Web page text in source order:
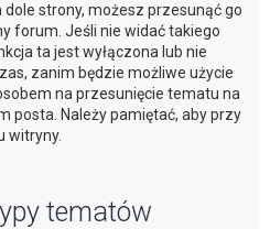
strony, możesz przesunąć go
forum. Jeśli nie widać takiego
ta jest wyłączona lub nie
zanim będzie możliwe użycie
na przesunięcie tematu na
posta. Należy pamiętać, aby przy
witryny.
tematów